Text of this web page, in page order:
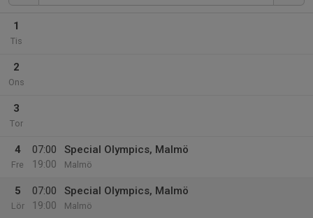
1
Tis
2
Ons
3
Tor
4
Fre
07:00
19:00
Special Olympics, Malmö
Malmö
5
Lör
07:00
19:00
Special Olympics, Malmö
Malmö